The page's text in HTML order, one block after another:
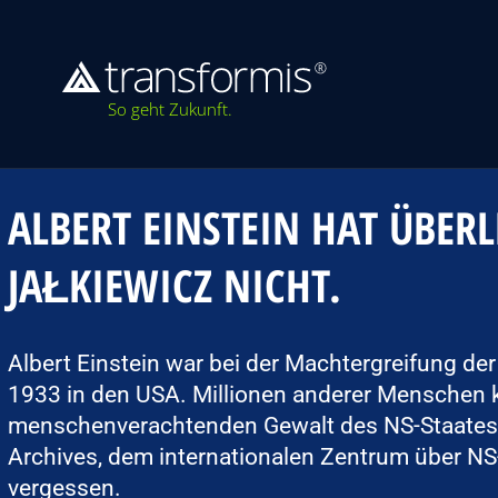
So geht Zukunft.
ALBERT EINSTEIN HAT
JAŁKIEWICZ NICHT.
Albert Einstein war bei der Machtergreifung
1933 in den USA. Millionen anderer Menschen
menschenverachtenden Gewalt des NS-
Archives, dem internationalen Zentrum über
vergessen.